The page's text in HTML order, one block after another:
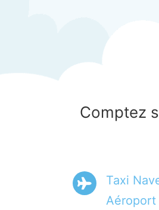
Comptez
Taxi
Aéroport